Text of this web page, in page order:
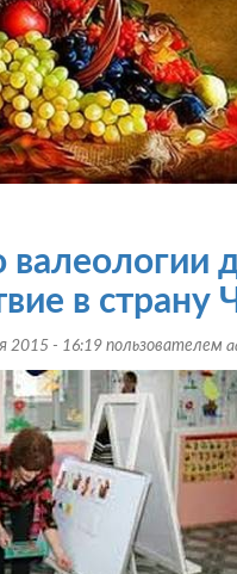
валеологии
в страну
2015 - 16:19 пользователем